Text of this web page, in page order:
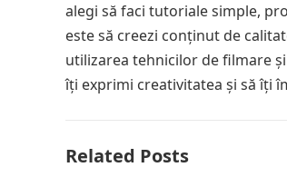
alegi să faci tutoriale simple,
este să creezi conținut de
utilizarea tehnicilor de filmare
îți exprimi creativitatea și să îți
Related Posts